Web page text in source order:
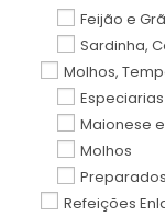
Feijão e
Sardinha,
Molhos,
Maionese
Molhos
Refeições